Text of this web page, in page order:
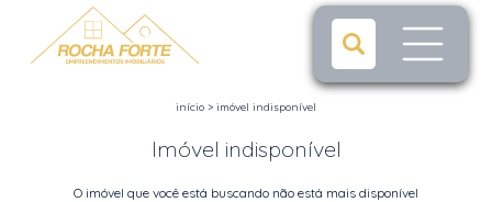
início > imóvel indisponível
Imóvel indisponível
O imóvel que você está buscando não está mais disponível